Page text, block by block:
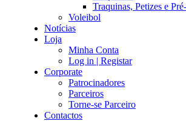
Traquinas, Petizes e
Voleibol
Notícias
Loja
Minha Conta
Log in | Registar
Corporate
Patrocinadores
Parceiros
Torne-se Parceiro
Contactos